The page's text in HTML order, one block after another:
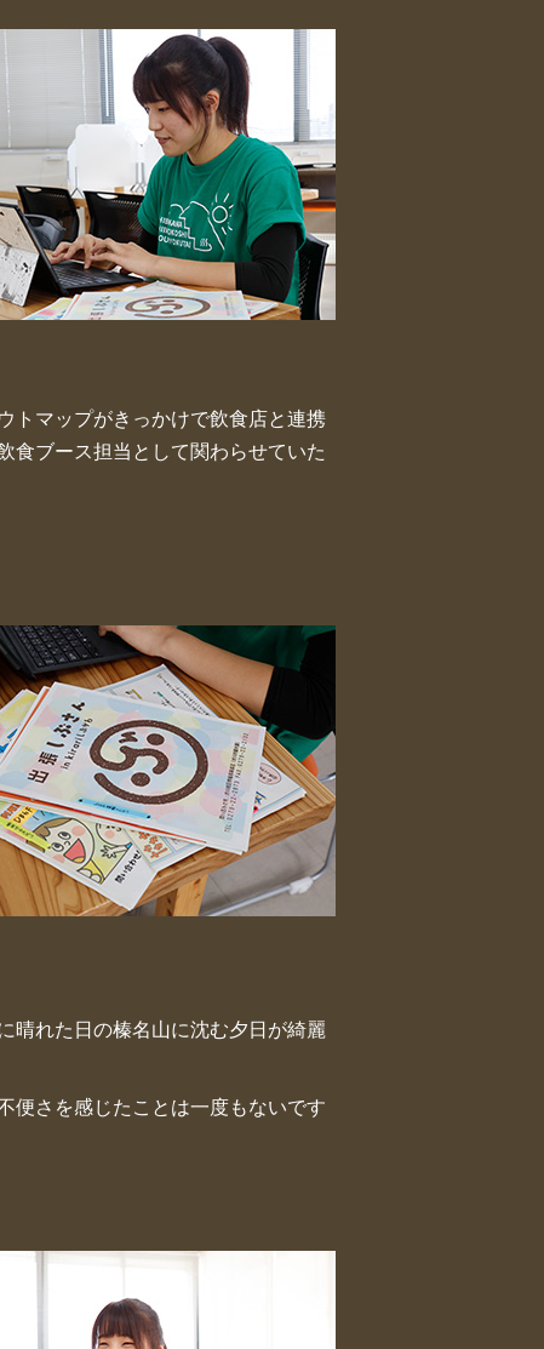
トマップがきっかけで飲食店と連携
食ブース担当として関わらせていた
晴れた日の榛名山に沈む夕日が綺麗
便さを感じたことは一度もないです